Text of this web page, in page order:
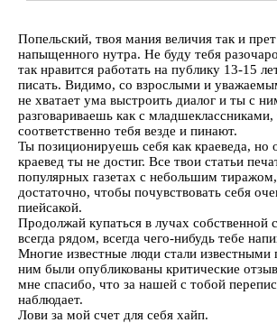
Попельский, твоя мания величия так и прет
напыщенного нутра. Не буду тебя
так нравится работать на публику 13-15
писать. Видимо, со взрослыми и
не хватает ума выстроить диалог и ты с
разговариваешь как с младшеклассниками,
соответственно тебя везде и пинают.
Ты позиционируешь себя как краеведа, но
краевед ты не достиг. Все твои статьи
популярных газетах с небольшим тиражом,
достаточно, чтобы почувствовать себя
пиейсакой.
Продолжай купаться в лучах собственной
всегда рядом, всегда чего-нибудь тебе
Многие известные люди стали известными
ним были опубликованы критические
мне спасибо, что за нашей с тобой
наблюдает.
Лови за мой счет для себя хайп.